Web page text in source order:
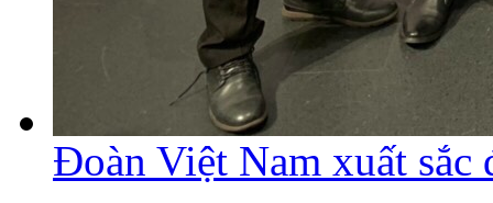
Đoàn Việt Nam xuất